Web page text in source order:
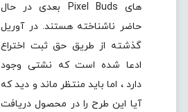
های Pixel Buds بعدی در حال
حاضر ناشناخته هستند. در آوریل
گذشته از طریق حق ثبت اختراع
ادعا شده است که نشتی وجود
دارد ، اما باید منتظر ماند و دید که
آیا این طرح را در محصول دریافت